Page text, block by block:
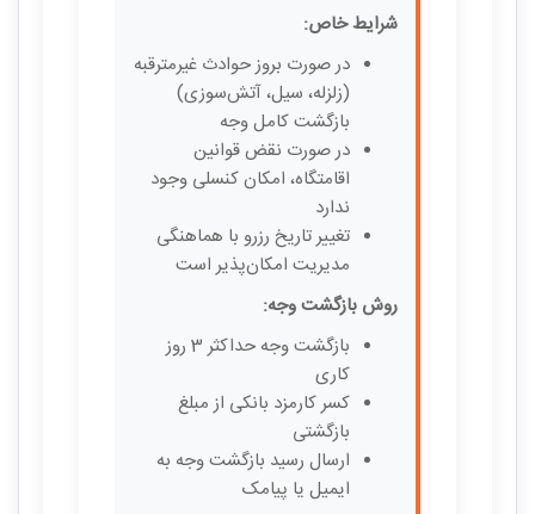
شرایط خاص:
در صورت بروز حوادث غیرمترقبه
(زلزله، سیل، آتش‌سوزی)
بازگشت کامل وجه
در صورت نقض قوانین
اقامتگاه، امکان کنسلی وجود
ندارد
تغییر تاریخ رزرو با هماهنگی
مدیریت امکان‌پذیر است
روش بازگشت وجه:
بازگشت وجه حداکثر 3 روز
کاری
کسر کارمزد بانکی از مبلغ
بازگشتی
ارسال رسید بازگشت وجه به
ایمیل یا پیامک